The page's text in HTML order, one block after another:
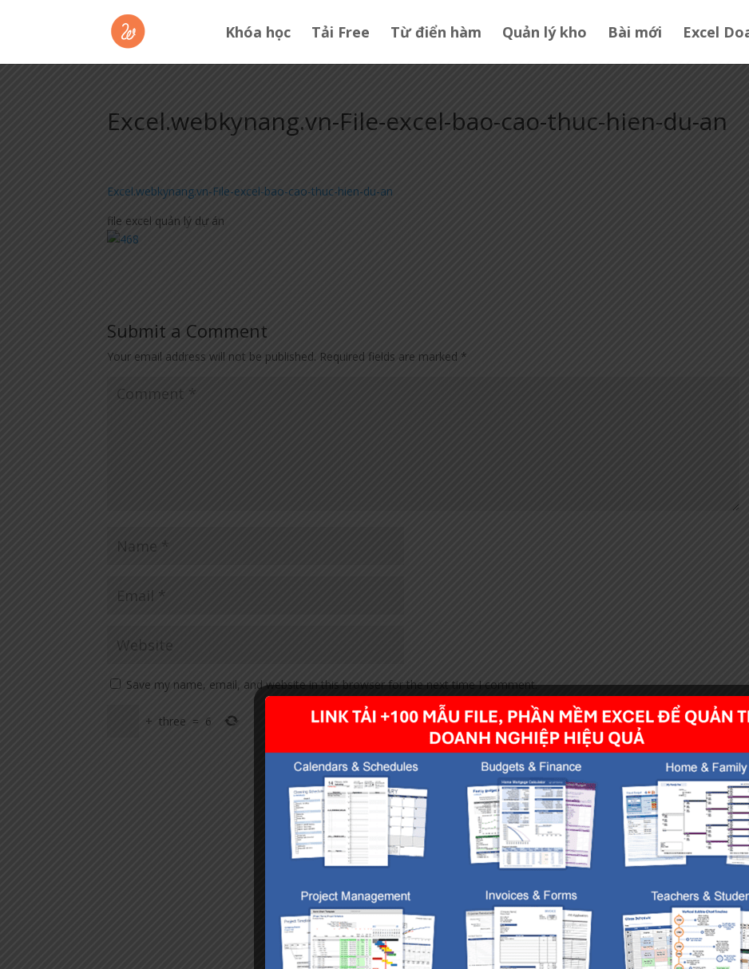
Khóa học Tải Free Từ điển hàm Quản lý kho Bài mới Excel
Excel.webkynang.vn-File-excel-bao-cao-thuc-hien-du-an
Excel.webkynang.vn-File-excel-bao-cao-thuc-hien-du-an
file excel quản lý dự án
Submit a Comment
Your email address will not be published. Required fields are marked *
Save my name, email, and website in this browser for the next time I comment.
+ three = 6